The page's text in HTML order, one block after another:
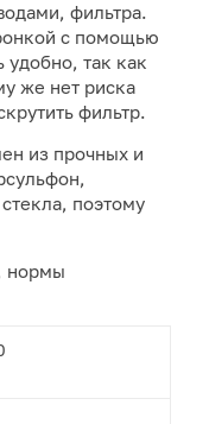
фильтра.
с помощью
удобно, так как
же нет риска
фильтр.
из прочных и
поэтому
нормы